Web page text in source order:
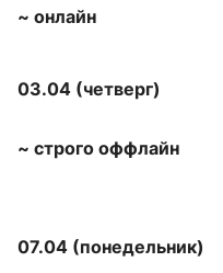
~ онлайн
03.04 (четверг)
~ строго оффлайн
07.04 (понедельник)